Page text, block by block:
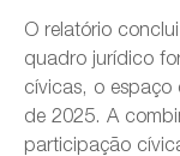
O relatório
quadro jurídico
cívicas, o
de 2025. A
participação